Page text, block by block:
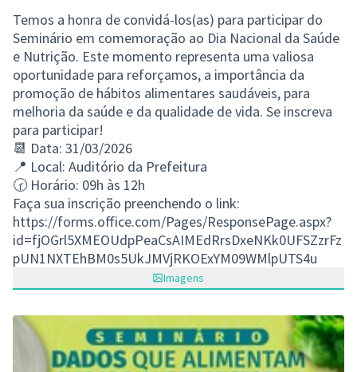
Temos a honra de convidá-los(as) para participar do
Seminário em comemoração ao Dia Nacional da Saúde
e Nutrição. Este momento representa uma valiosa
oportunidade para reforçamos, a importância da
promoção de hábitos alimentares saudáveis, para
melhoria da saúde e da qualidade de vida. Se inscreva
para participar!
📆 Data: 31/03/2026
📍 Local: Auditório da Prefeitura
🕝 Horário: 09h às 12h
Faça sua inscrição preenchendo o link:
https://forms.office.com/Pages/ResponsePage.aspx?
id=fjOGrl5XMEOUdpPeaCsAIMEdRrsDxeNKk0UFSZzrFz
pUN1NXTEhBM0s5UkJMVjRKOExYM09WMlpUTS4u
Imagens